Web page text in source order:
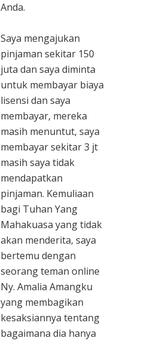
Anda.
Saya mengajukan
pinjaman sekitar 150
juta dan saya diminta
untuk membayar biaya
lisensi dan saya
membayar, mereka
masih menuntut, saya
membayar sekitar 3 jt
masih saya tidak
mendapatkan
pinjaman. Kemuliaan
bagi Tuhan Yang
Mahakuasa yang tidak
akan menderita, saya
bertemu dengan
seorang teman online
Ny. Amalia Amangku
yang membagikan
kesaksiannya tentang
bagaimana dia hanya